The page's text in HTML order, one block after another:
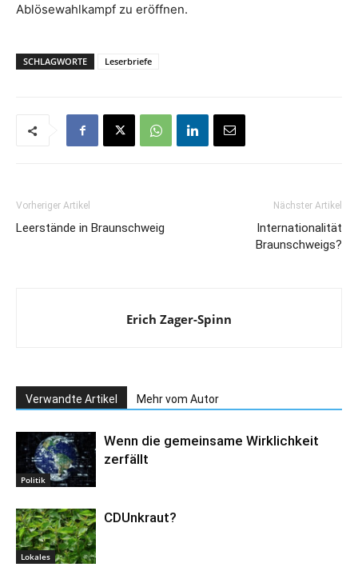
Ablösewahlkampf zu eröffnen.
SCHLAGWORTE Leserbriefe
Vorheriger Artikel
Leerstände in Braunschweig
Nächster Artikel
Internationalität
Braunschweigs?
Erich Zager-Spinn
Verwandte Artikel Mehr vom Autor
Politik
Wenn die gemeinsame Wirklichkeit
zerfällt
Lokales
CDUnkraut?